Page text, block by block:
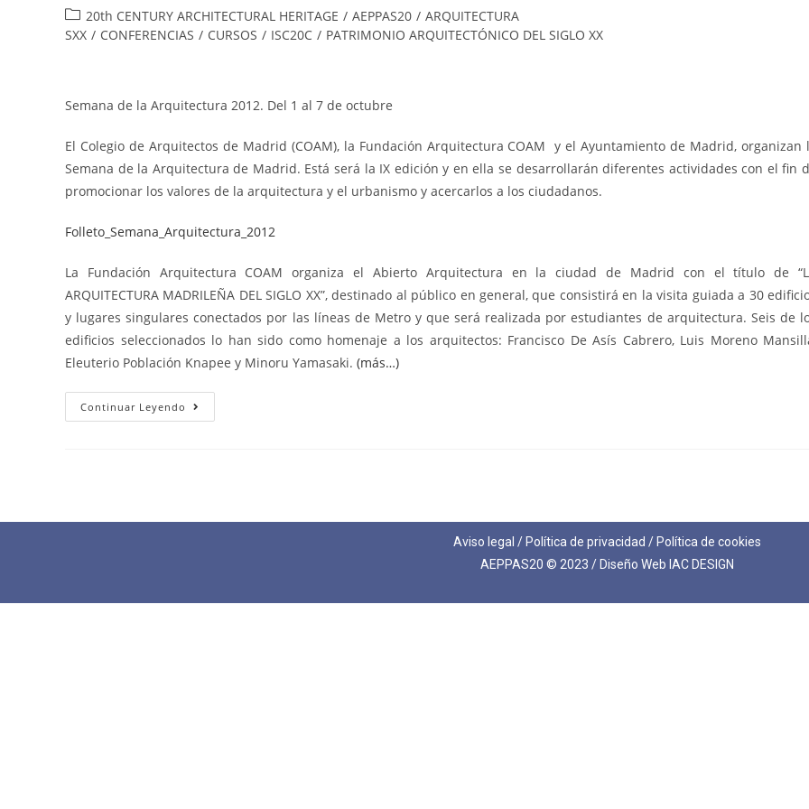
20th CENTURY ARCHITECTURAL HERITAGE / AEPPAS20 / ARQUITECTURA
SXX / CONFERENCIAS / CURSOS / ISC20C / PATRIMONIO ARQUITECTÓNICO DEL SIGLO XX
Semana de la Arquitectura 2012. Del 1 al 7 de octubre
El Colegio de Arquitectos de Madrid (COAM), la Fundación Arquitectura COAM y el Ayuntamiento de Madrid, organizan
Semana de la Arquitectura de Madrid. Está será la IX edición y en ella se desarrollarán diferentes actividades con el fin
promocionar los valores de la arquitectura y el urbanismo y acercarlos a los ciudadanos.
Folleto_Semana_Arquitectura_2012
La Fundación Arquitectura COAM organiza el Abierto Arquitectura en la ciudad de Madrid con el título de
ARQUITECTURA MADRILEÑA DEL SIGLO XX”, destinado al público en general, que consistirá en la visita guiada a 30
y lugares singulares conectados por las líneas de Metro y que será realizada por estudiantes de arquitectura. Seis de
edificios seleccionados lo han sido como homenaje a los arquitectos: Francisco De Asís Cabrero, Luis Moreno
Eleuterio Población Knapee y Minoru Yamasaki. (más…)
Continuar Leyendo
Aviso legal / Política de privacidad / Política de cookies
AEPPAS20 © 2023 / Diseño Web IAC DESIGN